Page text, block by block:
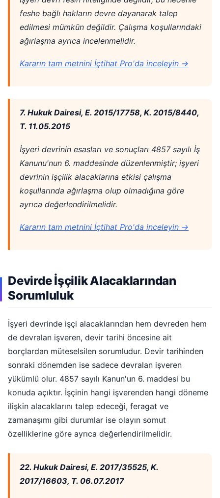
feshe bağlı hakların devre dayanarak talep
edilmesi mümkün değildir. Çalışma koşullarındaki
ağırlaşma ayrıca incelenmelidir.
Kararın tam metnini İçtihat Pro'da inceleyin →
7. Hukuk Dairesi, E. 2015/17758, K. 2015/8440,
T. 11.05.2015
İşyeri devrinin esasları ve sonuçları 4857 sayılı İş
Kanunu'nun 6. maddesinde düzenlenmiştir; işyeri
devrinin işçilik alacaklarına etkisi çalışma
koşullarında ağırlaşma olup olmadığına göre
ayrıca değerlendirilmelidir.
Kararın tam metnini İçtihat Pro'da inceleyin →
Devirde İşçilik Alacaklarından
Sorumluluk
İşyeri devrinde işçi alacaklarından hem devreden hem
de devralan işveren, devir tarihi öncesine ait
borçlardan müteselsilen sorumludur. Devir tarihinden
sonraki dönemden ise sadece devralan işveren
yükümlü olur. 4857 sayılı Kanun'un 6. maddesi bu
konuda açıktır. İşçinin hangi işverenden hangi döneme
ilişkin alacaklarını talep edeceği, feragat ve
zamanaşımı gibi durumlar ise olayın somut
özelliklerine göre ayrıca değerlendirilmelidir.
22. Hukuk Dairesi, E. 2017/35525, K.
2017/16603, T. 06.07.2017